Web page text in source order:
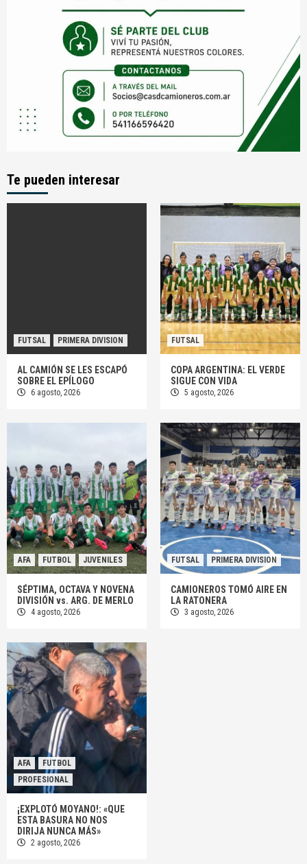
Te pueden interesar
FUTSAL PRIMERA DIVISION
AL CAMIÓN SE LES ESCAPÓ
SOBRE EL EPÍLOGO
6 agosto, 2026
FUTSAL
COPA ARGENTINA: EL VERDE
SIGUE CON VIDA
5 agosto, 2026
AFA FUTBOL JUVENILES
SÉPTIMA, OCTAVA Y NOVENA
DIVISIÓN vs. ARG. DE MERLO
4 agosto, 2026
FUTSAL PRIMERA DIVISION
CAMIONEROS TOMÓ AIRE EN
LA RATONERA
3 agosto, 2026
AFA
FUTBOL
PROFESIONAL
¡EXPLOTÓ MOYANO!: «QUE
ESTA BASURA NO NOS
DIRIJA NUNCA MÁS»
2 agosto, 2026